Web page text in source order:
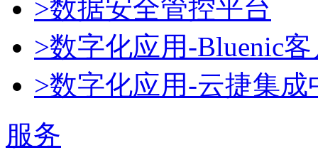
>数据安全管控平台
>数字化应用-Bluenic
>数字化应用-云捷集成
服务